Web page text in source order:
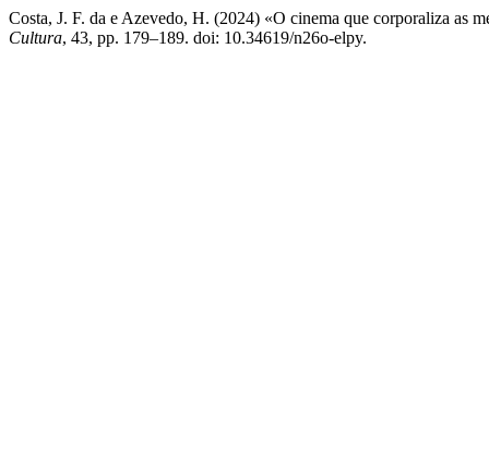
Costa, J. F. da e Azevedo, H. (2024) «O cinema que corporaliza as
Cultura, 43, pp. 179–189. doi: 10.34619/n26o-elpy.